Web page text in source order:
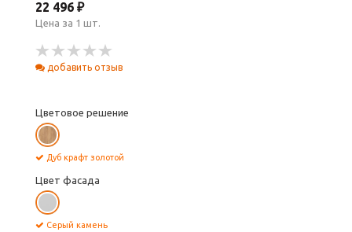
22 496 ₽
Цена за 1 шт.
добавить отзыв
Цветовое решение
Дуб крафт золотой
Цвет фасада
Серый камень